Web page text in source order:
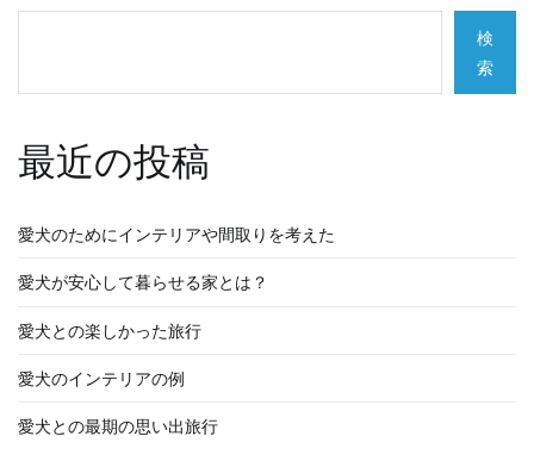
ゲ
ョ
ン
検
索
最近の投稿
愛犬のためにインテリアや間取りを考えた
愛犬が安心して暮らせる家とは？
愛犬との楽しかった旅行
愛犬のインテリアの例
愛犬との最期の思い出旅行